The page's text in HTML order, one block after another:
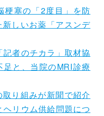
梗塞の「2度目」を防
しいお薬「アスンデ
記者のチカラ」取材協
と、当院のMRI診療
取り組みが新聞で紹介
リウム供給問題につ